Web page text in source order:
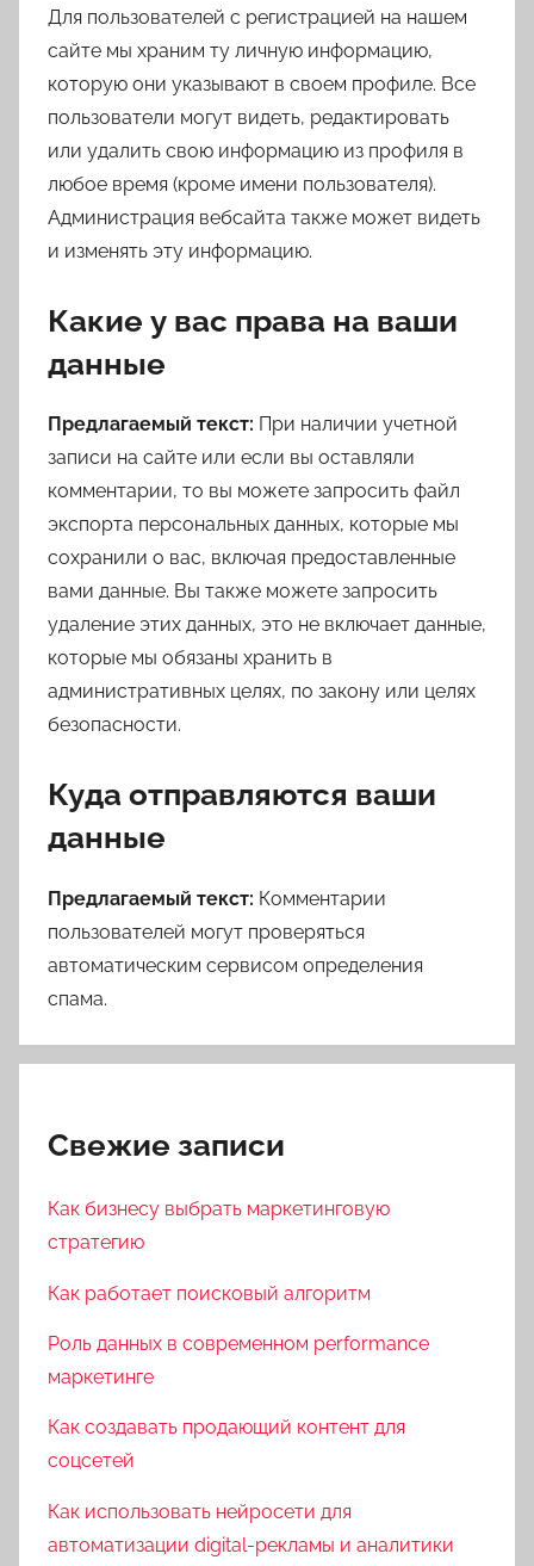
Для пользователей с регистрацией на нашем
сайте мы храним ту личную информацию,
которую они указывают в своем профиле. Все
пользователи могут видеть, редактировать
или удалить свою информацию из профиля в
любое время (кроме имени пользователя).
Администрация вебсайта также может видеть
и изменять эту информацию.
Какие у вас права на ваши
данные
Предлагаемый текст: При наличии учетной
записи на сайте или если вы оставляли
комментарии, то вы можете запросить файл
экспорта персональных данных, которые мы
сохранили о вас, включая предоставленные
вами данные. Вы также можете запросить
удаление этих данных, это не включает данные,
которые мы обязаны хранить в
административных целях, по закону или целях
безопасности.
Куда отправляются ваши
данные
Предлагаемый текст: Комментарии
пользователей могут проверяться
автоматическим сервисом определения
спама.
Свежие записи
Как бизнесу выбрать маркетинговую
стратегию
Как работает поисковый алгоритм
Роль данных в современном performance
маркетинге
Как создавать продающий контент для
соцсетей
Как использовать нейросети для
автоматизации digital-рекламы и аналитики